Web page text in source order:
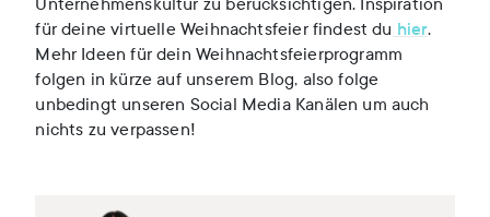
für deine virtuelle Weihnachtsfeier findest du hier.
Mehr Ideen für dein Weihnachtsfeierprogramm
folgen in kürze auf unserem Blog, also folge
unbedingt unseren Social Media Kanälen um auch
nichts zu verpassen!